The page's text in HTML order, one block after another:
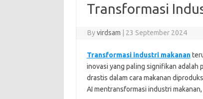
Transformasi
Byvirdsam 23 September 2024
Transformasi industri makanan
inovasi yang paling signifikan adalah
drastis dalam cara makanan
AI mentransformasi industri